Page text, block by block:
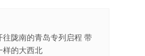
往陇南的青岛专列启程 带
样的大西北